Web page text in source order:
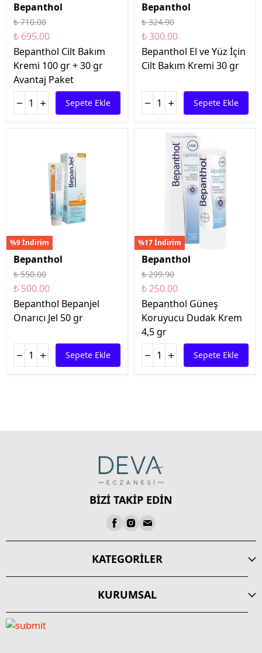
Bepanthol
₺ 710.00
₺ 695.00
Bepanthol Cilt Bakım
Kremi 100 gr + 30 gr
Avantaj Paket
Sepete Ekle
Bepanthol
₺ 324.90
₺ 300.00
Bepanthol El ve Yüz İçin
Cilt Bakım Kremi 30 gr
Sepete Ekle
%9 İndirim
Bepanthol
₺ 550.00
₺ 500.00
Bepanthol Bepanjel
Onarıcı Jel 50 gr
Sepete Ekle
%17 İndirim
Bepanthol
₺ 299.90
₺ 250.00
Bepanthol Güneş
Koruyucu Dudak Krem
4,5 gr
Sepete Ekle
BİZİ TAKİP EDİN
KATEGORİLER
KURUMSAL